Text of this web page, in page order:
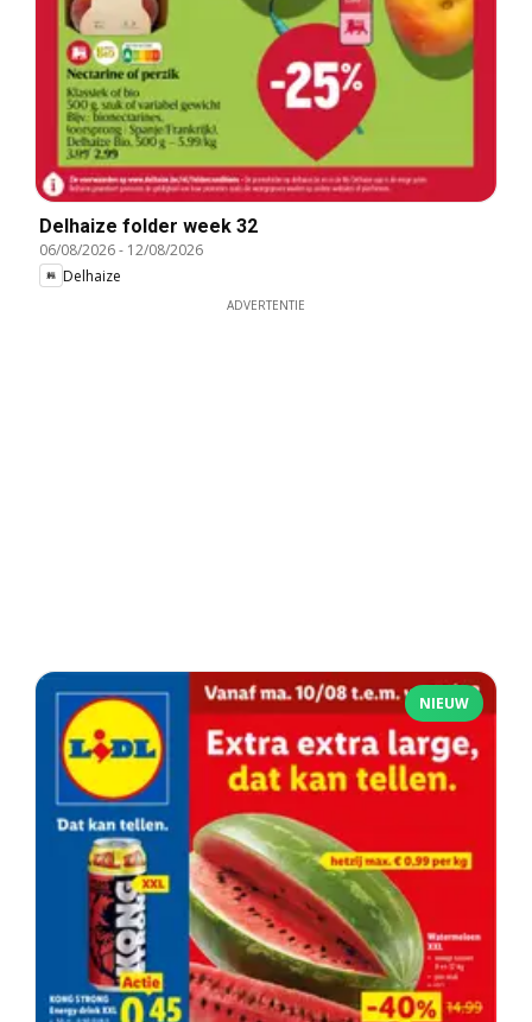
Delhaize folder week 32
06/08/2026- 12/08/2026
Delhaize
ADVERTENTIE
NIEUW